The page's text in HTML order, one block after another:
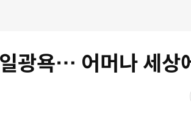
광욕… 어머나 세상